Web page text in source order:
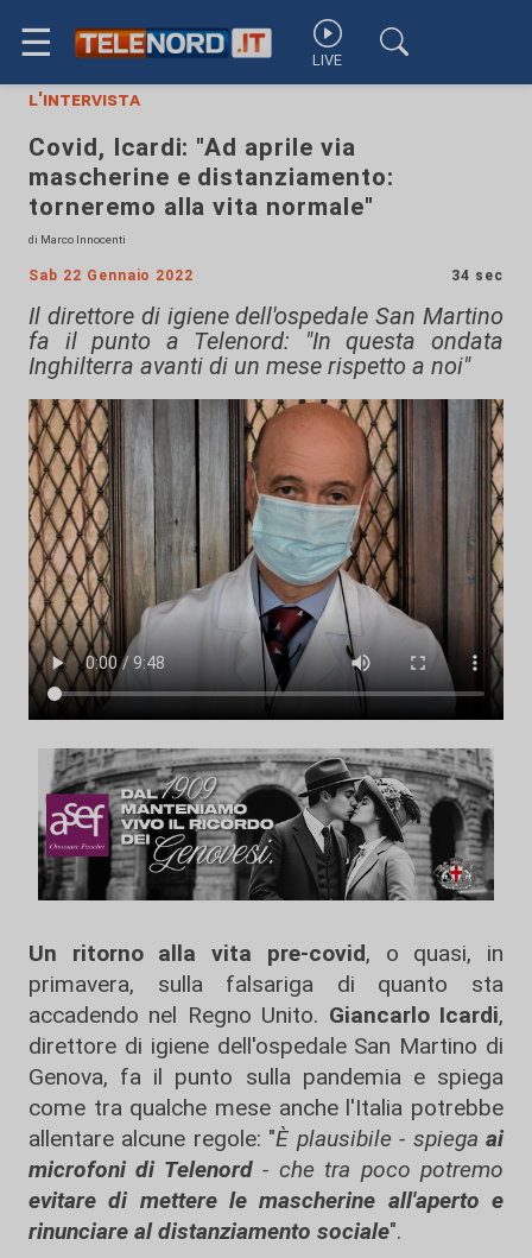
☰ LIVE
l'intervista
Covid, Icardi: "Ad aprile via
mascherine e distanziamento:
torneremo alla vita normale"
di Marco Innocenti
Sab 22 Gennaio 2022 34 sec
Il direttore di igiene dell'ospedale San Martino
fa il punto a Telenord: "In questa ondata
Inghilterra avanti di un mese rispetto a noi"
Un ritorno alla vita pre-covid, o quasi, in
primavera, sulla falsariga di quanto sta
accadendo nel Regno Unito. Giancarlo Icardi,
direttore di igiene dell'ospedale San Martino di
Genova, fa il punto sulla pandemia e spiega
come tra qualche mese anche l'Italia potrebbe
allentare alcune regole: "È plausibile - spiegaai
microfoni di Telenord- che tra poco potremo
evitare di mettere le mascherine all'aperto e
rinunciare al distanziamento sociale".